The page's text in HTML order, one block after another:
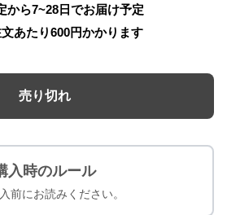
から7~28日でお届け予定
あたり600円かかります
売り切れ
入時のルール
前にお読みください。